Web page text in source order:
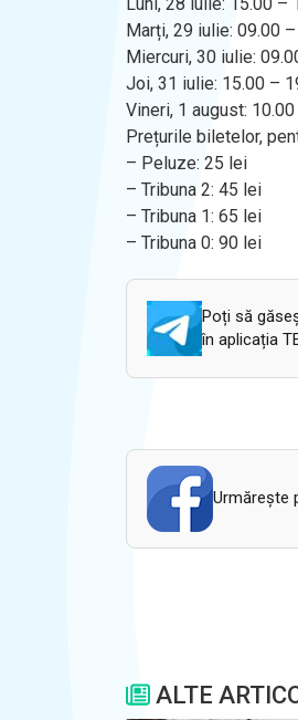
Marți, 29 iulie: 09.00
Miercuri, 30 iulie:
Joi, 31 iulie: 15.00 –
Vineri, 1 august:
Prețurile biletelor,
– Peluze: 25 lei
– Tribuna 2: 45 lei
– Tribuna 1: 65 lei
– Tribuna 0: 90 lei
Poți să
în aplicația
Urmăreşte
ALTE